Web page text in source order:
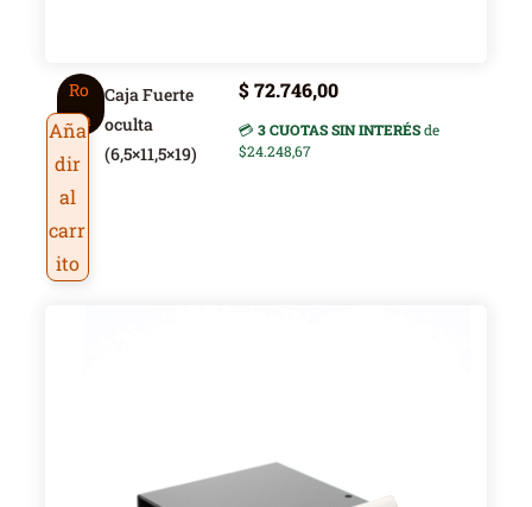
Ro
ica
Caja Fuerte
oculta
(6,5×11,5×19)
$72.746,00
💳 3 CUOTAS SIN INTERÉSde
$24.248,67
Aña
dir
al
carr
ito